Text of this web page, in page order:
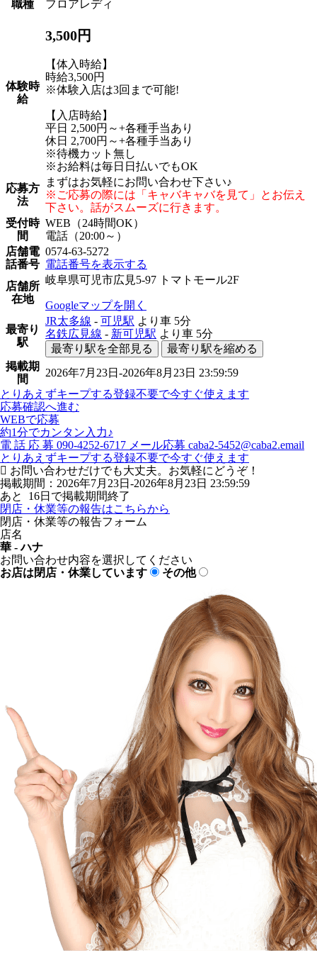
職種 フロアレディ
体験時
給
3,500円
【体入時給】
時給3,500円
※体験入店は3回まで可能!
【入店時給】
平日 2,500円～+各種手当あり
休日 2,700円～+各種手当あり
※待機カット無し
※お給料は毎日日払いでもOK
応募方
法
まずはお気軽にお問い合わせ下さい♪
※ご応募の際には「キャバキャバを見て」とお伝え
下さい。話がスムーズに行きます。
受付時
間
WEB（24時間OK）
電話（20:00～）
店舗電
話番号
0574-63-5272
電話番号を表示する
店舗所
在地
岐阜県可児市広見5-97 トマトモール2F
Googleマップを開く
最寄り
駅
JR太多線 - 可児駅 より車 5分
名鉄広見線 - 新可児駅 より車 5分
最寄り駅を全部見る
最寄り駅を縮める
掲載期
間
2026年7月23日-2026年8月23日 23:59:59
とりあえずキープする登録不要で今すぐ使えます
応募確認へ進む
WEBで応募
約1分でカンタン入力♪
電 話 応 募 090-4252-6717 メール応募 caba2-5452@caba2.email
とりあえずキープする登録不要で今すぐ使えます
お問い合わせだけでも大丈夫。お気軽にどうぞ！
掲載期間：2026年7月23日-2026年8月23日 23:59:59
あと 16日で掲載期間終了
閉店・休業等の報告はこちらから
閉店・休業等の報告フォーム
店名
華 - ハナ
お問い合わせ内容を選択してください
お店は閉店・休業しています
その他